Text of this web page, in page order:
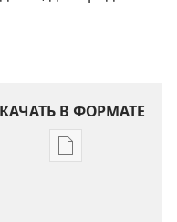
В ФОРМАТЕ
Варианты